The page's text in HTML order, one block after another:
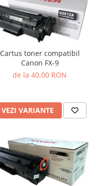
Cartus toner compatibil
Canon FX-9
de la 40,00 RON
VEZI VARIANTE